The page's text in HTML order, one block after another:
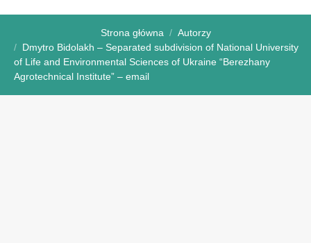
Strona główna
Autorzy
Dmytro Bidolakh – Separated subdivision of National University
of Life and Environmental Sciences of Ukraine “Berezhany
Agrotechnical Institute” – email